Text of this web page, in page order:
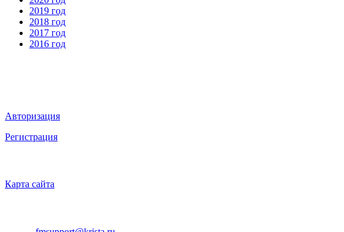
2019 год
2018 год
2017 год
2016 год
Авторизация
Регистрация
Карта сайта